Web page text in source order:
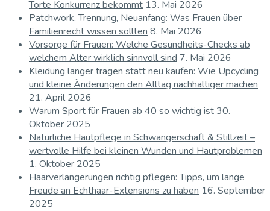
Torte Konkurrenz bekommt 13. Mai 2026
Patchwork, Trennung, Neuanfang: Was Frauen über
Familienrecht wissen sollten 8. Mai 2026
Vorsorge für Frauen: Welche Gesundheits-Checks ab
welchem Alter wirklich sinnvoll sind 7. Mai 2026
Kleidung länger tragen statt neu kaufen: Wie Upcycling
und kleine Änderungen den Alltag nachhaltiger machen
21. April 2026
Warum Sport für Frauen ab 40 so wichtig ist30.
Oktober 2025
Natürliche Hautpflege in Schwangerschaft & Stillzeit –
wertvolle Hilfe bei kleinen Wunden und Hautproblemen
1. Oktober 2025
Haarverlängerungen richtig pflegen: Tipps, um lange
Freude an Echthaar-Extensions zu haben 16. September
2025